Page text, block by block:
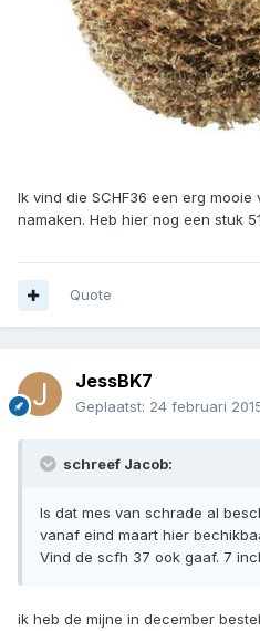
Ik vind die SCHF36 een erg
namaken. Heb hier nog een stuk
Quote
JessBK7
Geplaatst: 24 februari
schreef Jacob:
Is dat mes van schrade al
vanaf eind maart hier
Vind de scfh 37 ook gaaf. 7
ik heb de mijne in december